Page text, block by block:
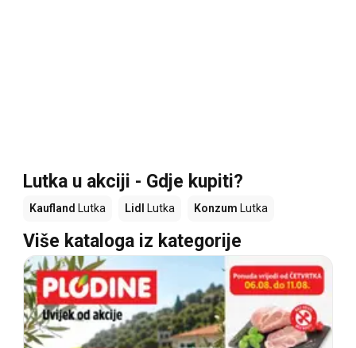
Lutka u akciji - Gdje kupiti?
Kaufland Lutka Lidl Lutka Konzum Lutka
Više kataloga iz kategorije